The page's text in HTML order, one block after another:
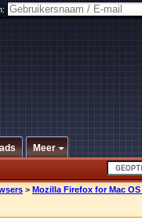
Meer
> Mozilla Firefox for Mac